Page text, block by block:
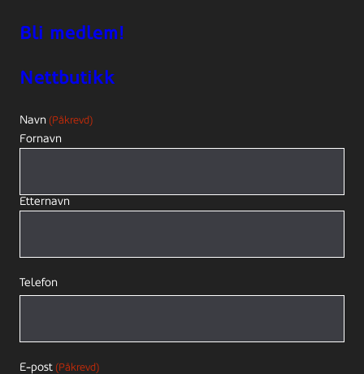
Bli medlem!
Nettbutikk
Navn (Påkrevd)
Fornavn
Etternavn
Telefon
E-post (Påkrevd)